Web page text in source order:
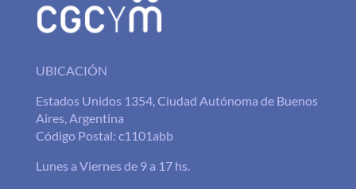
UBICACIÓN
Estados Unidos 1354, Ciudad Autónoma de Buenos
Aires, Argentina
Código Postal: c1101abb
Lunes a Viernes de 9 a 17 hs.